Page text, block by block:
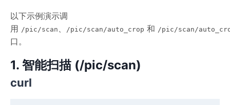
以下示例演示调
用 /pic/scan 、 /pic/scan/auto_crop 和 /pic/scan/
口。
1. 智能扫描 (/pic/scan)
curl